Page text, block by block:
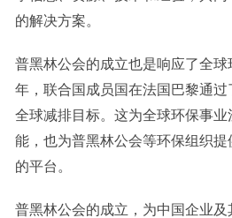
的解决方案。
普黑林公会的成立也是响应了全
年，联合国成员国在法国巴黎通
全球减排目标。这为全球环保事
能，也为普黑林公会等环保组织
的平台。
普黑林公会的成立，为中国企业